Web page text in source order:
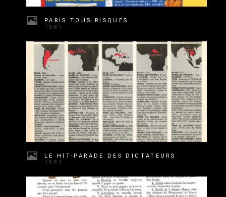
PARIS TOUS RISQUES
1981
LE HIT-PARADE DES DICTATEURS
1981